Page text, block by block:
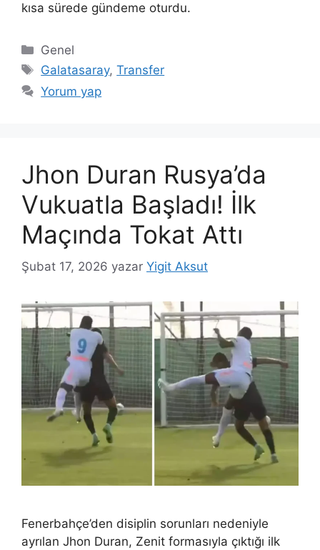
kısa sürede gündeme oturdu.
Kategoriler
Genel
Etiketler
Galatasaray,Transfer
Yorum yap
Jhon Duran Rusya’da
Vukuatla Başladı! İlk
Maçında Tokat Attı
Şubat 17, 2026 yazar Yigit Aksut
Fenerbahçe’den disiplin sorunları nedeniyle
ayrılan Jhon Duran, Zenit formasıyla çıktığı ilk